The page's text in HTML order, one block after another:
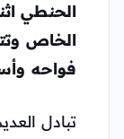
الحنطي
الخاص
فواحه
تبادل